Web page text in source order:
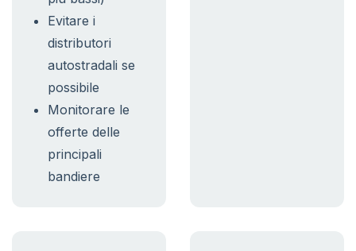
Evitare i
distributori
autostradali se
possibile
Monitorare le
offerte delle
principali
bandiere